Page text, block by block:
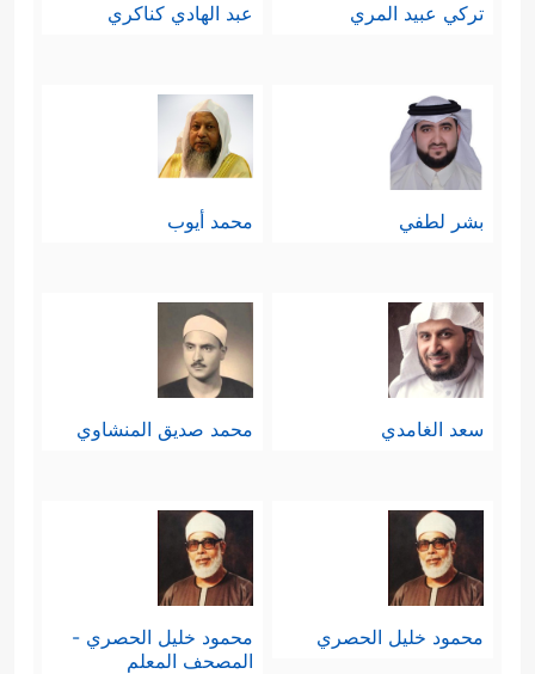
تركي عبيد المري عبد الهادي كناكري
بشر لطفي محمد أيوب
سعد الغامدي محمد صديق المنشاوي
محمود خليل الحصري
محمود خليل الحصري -
المصحف المعلم